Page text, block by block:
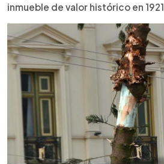
inmueble de valor histórico en 1921.